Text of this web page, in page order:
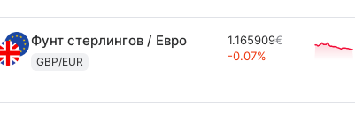
Фунт стерлингов / Евро
GBP/EUR
1.165909€
-0.07%